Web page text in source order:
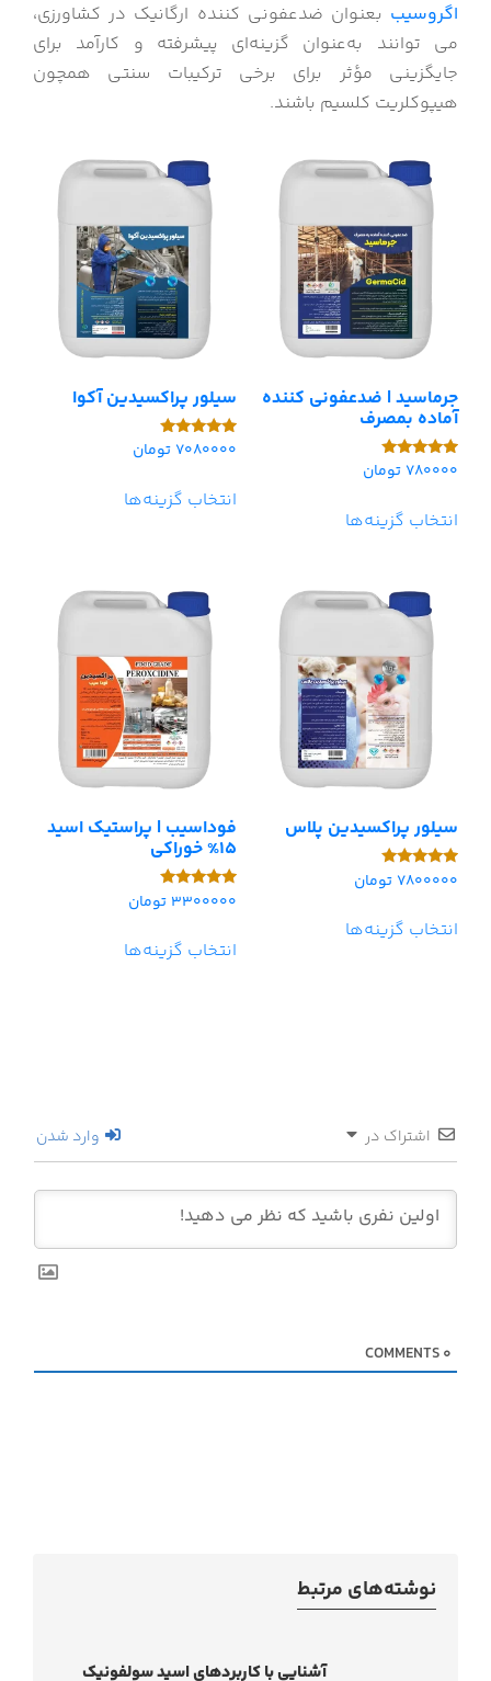
اگروسیب بعنوان ضدعفونی کننده ارگانیک در کشاورزی،
می توانند به‌عنوان گزینه‌ای پیشرفته و کارآمد برای
جایگزینی مؤثر برای برخی ترکیبات سنتی همچون
هیپوکلریت کلسیم باشند.
جرماسید | ضدعفونی کننده
آماده بمصرف
امتیاز
780000 تومان
انتخاب گزینه‌ها
سیلور پراکسیدین آکوا
امتیاز
7080000 تومان
انتخاب گزینه‌ها
سیلور پراکسیدین پلاس
امتیاز
7800000 تومان
انتخاب گزینه‌ها
فوداسیب | پراستیک اسید
15% خوراکی
امتیاز
3300000 تومان
انتخاب گزینه‌ها
اشتراک در وارد شدن
0
نوشته‌های مرتبط
آشنایی با کاربردهای اسید سولفونیک